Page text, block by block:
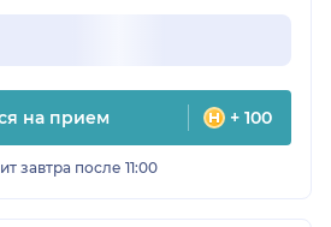
на прием + 100
завтра после 11:00